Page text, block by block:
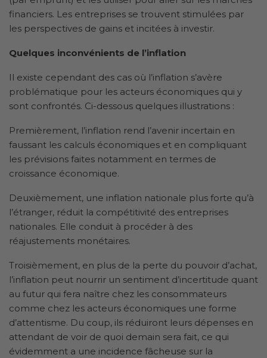
financiers. Les entreprises se trouvent stimulées par
les perspectives de gains et incitées à investir.
Quelques inconvénients de l’inflation
Il existe cependant des cas où l’inflation s’avère
problématique pour les acteurs économiques qui y
sont confrontés. Ci-dessous quelques illustrations :
Premièrement, l’inflation rend l’avenir incertain en
faussant les calculs économiques et en compliquant
les prévisions faites notamment en termes de
croissance économique.
Deuxièmement, une inflation nationale plus forte qu’à
l’étranger, réduit la compétitivité des entreprises
nationales. Elle conduit à procéder à des
réajustements monétaires.
Troisièmement, en plus de la perte du pouvoir d’achat,
l’inflation peut nourrir un sentiment d’incertitude quant
au futur qui fera naître chez les consommateurs
comme chez les acteurs économiques une forme
d’attentisme. Du coup, ils réduiront leurs dépenses en
attendant de voir de quoi demain sera fait, ce qui
évidemment a une incidence fâcheuse sur la